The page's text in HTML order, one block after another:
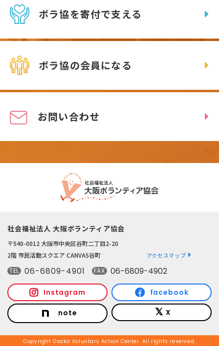
ボラ協を寄付で支える
ボラ協の会員になる
お問い合わせ
社会福祉法人 大阪ボランティア協会
〒540-0012 大阪市中央区谷町二丁目2-20
2階 市民活動スクエア CANVAS谷町
アクセスマップ
TEL 06-6809-4901 FAX 06-6809-4902
Instagram facebook
note X
Copyright Osaka Voluntary Action Center. All rights reserved.